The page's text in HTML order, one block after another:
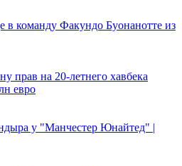
в команду Факундо Буонанотте из
прав на 20-летнего хавбека
евро
у "Манчестер Юнайтед" |